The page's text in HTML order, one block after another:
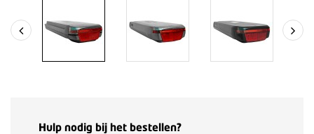
Hulp nodig bij het bestellen?